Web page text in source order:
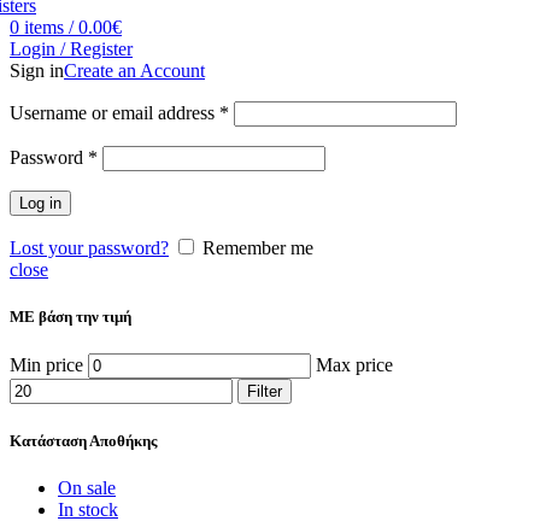
0 items / 0.00€
Login / Register
Sign inCreate an Account
Username or email address *
Password *
Log in
Lost your password?
Remember me
close
ΜΕ βάση την τιμή
Min price Max price
Filter
Κατάσταση Αποθήκης
On sale
In stock